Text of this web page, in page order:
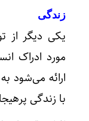
زندگی
یکی دیگر از
مورد ادراک
ارائه می‌شود
با زندگی